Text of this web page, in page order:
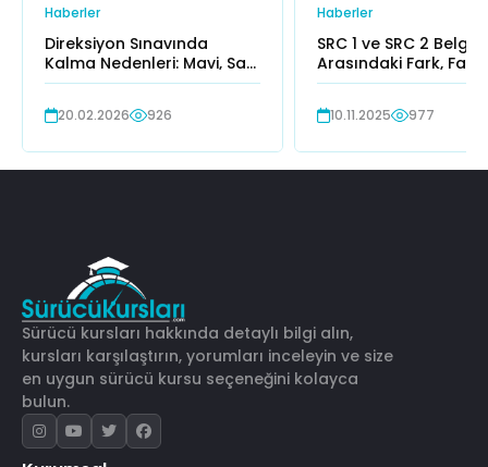
Haberler
Direksiyon Sınavında
Kalma Nedenleri: Mavi, Sarı
ve Kırmızı Hatalar
20.02.2026 926
Haberler
SRC 1 ve SRC 2
Arasındaki Fark,
Nelerdir?
10.11.2025 977
Sürücü kursları hakkında detaylı bilgi alın,
kursları karşılaştırın, yorumları inceleyin ve size
en uygun sürücü kursu seçeneğini kolayca
bulun.